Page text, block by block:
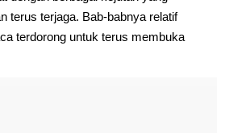
terus terjaga. Bab-babnya relatif
terdorong untuk terus membuka